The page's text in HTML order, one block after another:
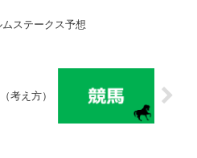
ムステークス予想
考え方）